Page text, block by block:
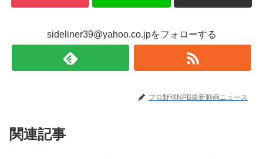
sideliner39@yahoo.co.jpをフォローする
プロ野球NPB最新動画ニュース
関連記事